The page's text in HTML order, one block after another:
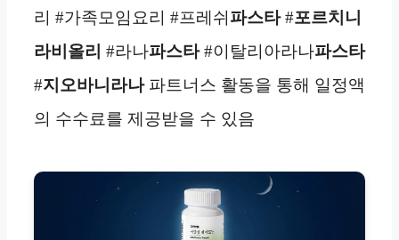
리 #가족모임요리 #프레쉬 파스타#포르치니
라비올리 #라나파스타#이탈리아라나파스타
#지오바니라나파트너스 활동을 통해 일정액
의 수수료를 제공받을 수 있음